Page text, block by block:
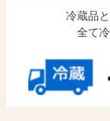
冷蔵品
全て